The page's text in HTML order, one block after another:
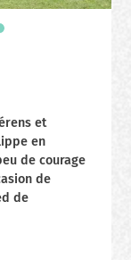
et
en
de courage
de
de